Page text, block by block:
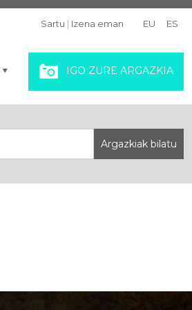
Sartu | Izena eman EU ES
IGO ZURE ARGAZKIA